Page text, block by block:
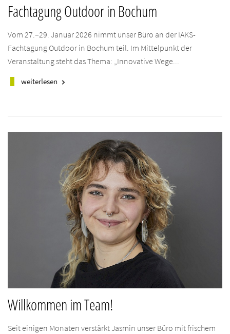
Fachtagung Outdoor in Bochum
Vom 27.–29. Januar 2026 nimmt unser Büro an der IAKS-
Fachtagung Outdoor in Bochum teil. Im Mittelpunkt der
Veranstaltung steht das Thema: „Innovative Wege...
weiterlesen keyboard_arrow_right
Willkommen im Team!
Seit einigen Monaten verstärkt Jasmin unser Büro mit frischem